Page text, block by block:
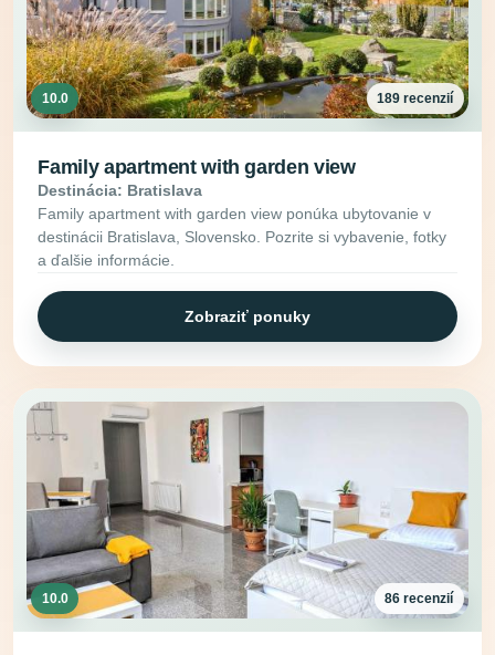
10.0 189 recenzií
Family apartment with garden view
Destinácia: Bratislava
Family apartment with garden view ponúka ubytovanie v
destinácii Bratislava, Slovensko. Pozrite si vybavenie, fotky
a ďalšie informácie.
Zobraziť ponuky
10.0 86 recenzií